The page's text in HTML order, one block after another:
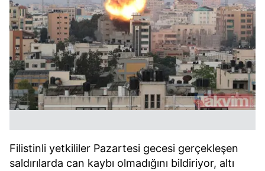
Filistinli yetkililer Pazartesi gecesi gerçekleşen
saldırılarda can kaybı olmadığını bildiriyor, altı